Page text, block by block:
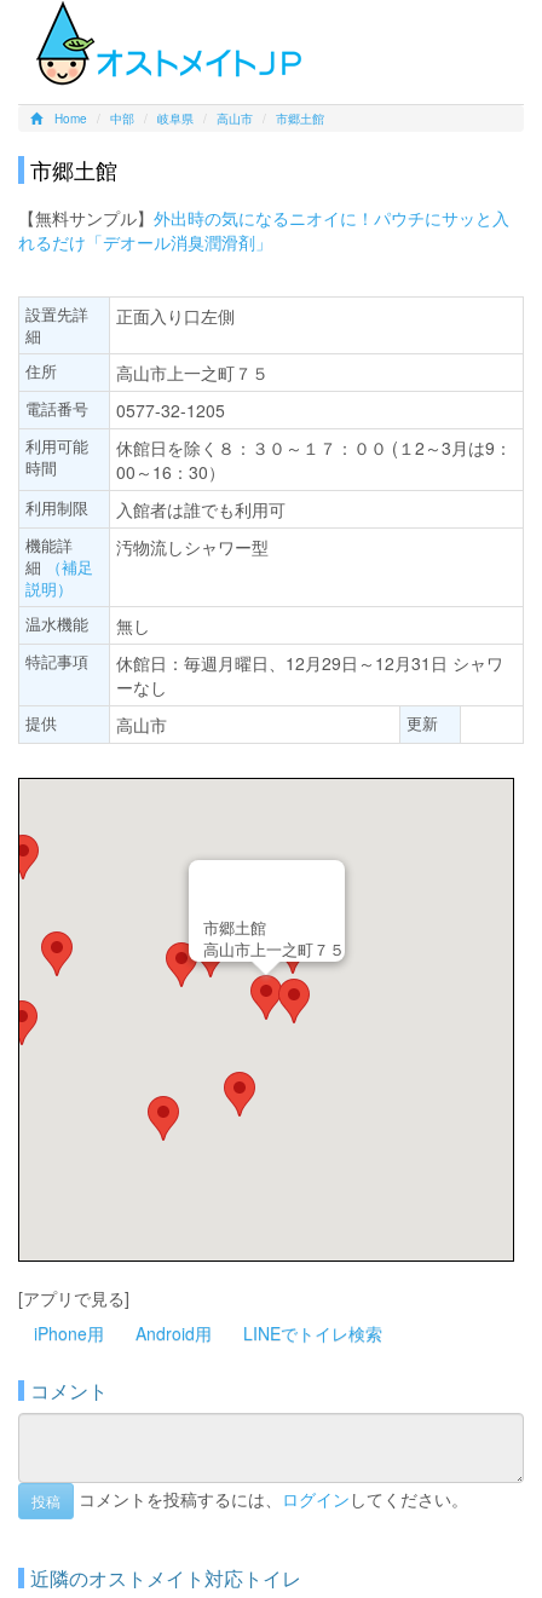
Home 中部 岐阜県 高山市 市郷土館
市郷土館
【無料サンプル】 外出時の気になるニオイに！パウチにサッと入
れるだけ「デオール消臭潤滑剤」
設置先詳
細
正面入り口左側
住所 高山市上一之町７５
電話番号 0577-32-1205
利用可能
時間
休館日を除く８：３０～１７：００ (１2～3月は9：
00～16：30）
利用制限 入館者は誰でも利用可
機能詳
細
（補足
説明）
汚物流しシャワー型
温水機能 無し
特記事項
休館日：毎週月曜日、12月29日～12月31日 シャワ
ーなし
提供 高山市 更新
市郷土館
高山市上一之町７５
[アプリで見る]
iPhone用
Android用 LINEでトイレ検索
コメント
投稿 コメントを投稿するには、 ログイン してください。
近隣のオストメイト対応トイレ